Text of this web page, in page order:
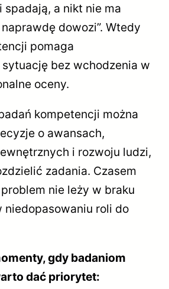
spadają, a nikt nie ma
dowozi”. Wtedy
pomaga
bez wchodzenia w
oceny.
kompetencji można
o awansach,
i rozwoju ludzi,
zadania. Czasem
nie leży w braku
niedopasowaniu roli do
gdy badaniom
dać priorytet: